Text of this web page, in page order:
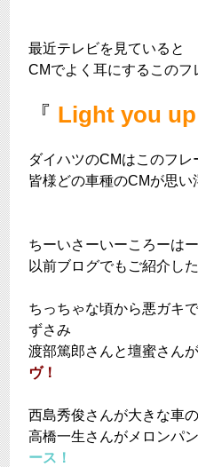
最近テレビを見ていると
CMでよく耳にするこのフ
『 Light you up
ダイハツのCMはこのフ
皆様どの車種のCMが思
ちーいさーいーころーは
以前ブログでもご紹介した
ちっちゃな頃から悪ガキ
ずさみ
渡部篤郎さんと壇蜜さん
ヴ！
西島秀俊さんが大きな車
高橋一生さんがメロンパ
ース！